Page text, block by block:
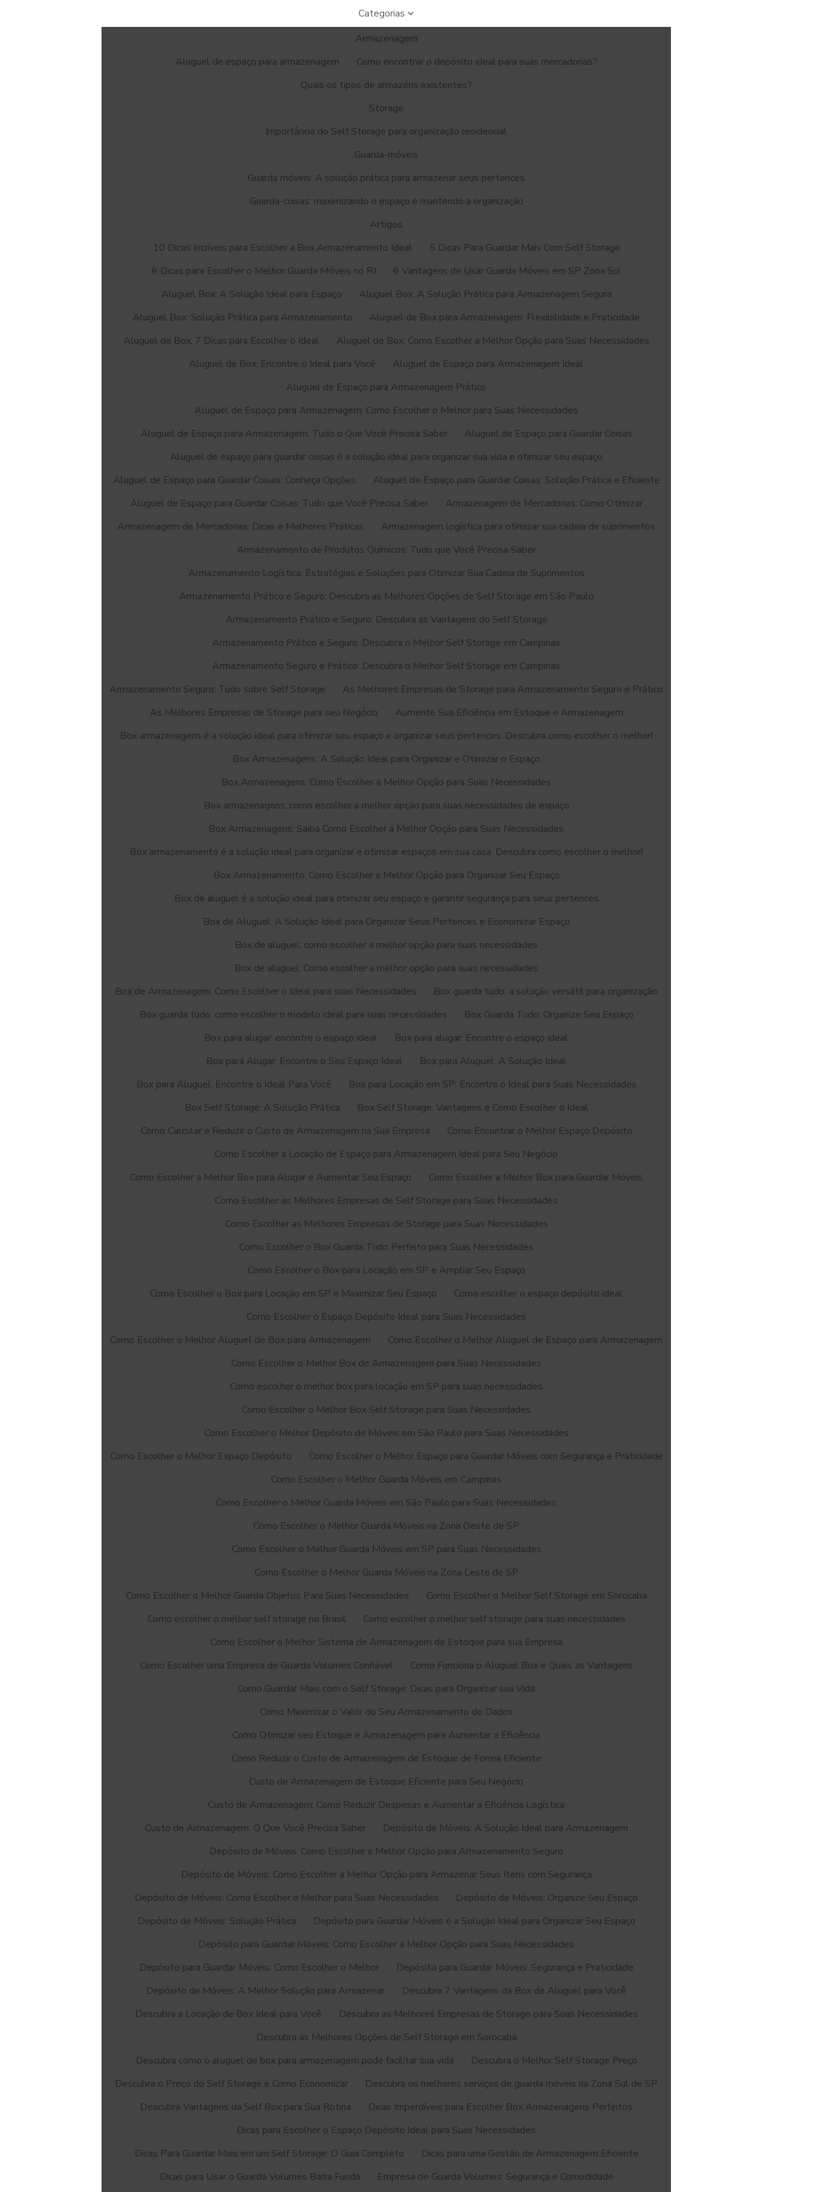
Categorias
Armazenagem
Aluguel de espaço para armazenagem
Como encontrar o depósito ideal para suas mercadorias?
Quais os tipos de armazéns existentes?
Storage
Importância do Self Storage para organização residencial
Guarda-móveis
Guarda móveis: A solução prática para armazenar seus pertences
Guarda-coisas: maximizando o espaço e mantendo a organização
Artigos
10 Dicas Incríveis para Escolher a Box Armazenamento Ideal
5 Dicas Para Guardar Mais Com Self Storage
6 Dicas para Escolher o Melhor Guarda Móveis no RJ
6 Vantagens de Usar Guarda Móveis em SP Zona Sul
Aluguel Box: A Solução Ideal para Espaço
Aluguel Box: A Solução Prática para Armazenagem Segura
Aluguel Box: Solução Prática para Armazenamento
Aluguel de Box para Armazenagem: Flexibilidade e Praticidade
Aluguel de Box: 7 Dicas para Escolher o Ideal
Aluguel de Box: Como Escolher a Melhor Opção para Suas Necessidades
Aluguel de Box: Encontre o Ideal para Você
Aluguel de Espaço para Armazenagem Ideal
Aluguel de Espaço para Armazenagem Prático
Aluguel de Espaço para Armazenagem: Como Escolher o Melhor para Suas Necessidades
Aluguel de Espaço para Armazenagem: Tudo o Que Você Precisa Saber
Aluguel de Espaço para Guardar Coisas
Aluguel de espaço para guardar coisas é a solução ideal para organizar sua vida e otimizar seu espaço
Aluguel de Espaço para Guardar Coisas: Conheça Opções
Aluguel de Espaço para Guardar Coisas: Solução Prática e Eficiente
Aluguel de Espaço para Guardar Coisas: Tudo que Você Precisa Saber
Armazenagem de Mercadorias: Como Otimizar
Armazenagem de Mercadorias: Dicas e Melhores Práticas
Armazenagem logística para otimizar sua cadeia de suprimentos
Armazenamento de Produtos Químicos: Tudo que Você Precisa Saber
Armazenamento Logística: Estratégias e Soluções para Otimizar Sua Cadeia de Suprimentos
Armazenamento Prático e Seguro: Descubra as Melhores Opções de Self Storage em São Paulo
Armazenamento Prático e Seguro: Descubra as Vantagens do Self Storage
Armazenamento Prático e Seguro: Descubra o Melhor Self Storage em Campinas
Armazenamento Seguro e Prático: Descubra o Melhor Self Storage em Campinas
Armazenamento Seguro: Tudo sobre Self Storage
As Melhores Empresas de Storage para Armazenamento Seguro e Prático
As Melhores Empresas de Storage para seu Negócio
Aumente Sua Eficiência em Estoque e Armazenagem
Box armazenagens é a solução ideal para otimizar seu espaço e organizar seus pertences. Descubra como escolher o melhor!
Box Armazenagens: A Solução Ideal para Organizar e Otimizar o Espaço
Box Armazenagens: Como Escolher a Melhor Opção para Suas Necessidades
Box armazenagens: como escolher a melhor opção para suas necessidades de espaço
Box Armazenagens: Saiba Como Escolher a Melhor Opção para Suas Necessidades
Box armazenamento é a solução ideal para organizar e otimizar espaços em sua casa. Descubra como escolher o melhor!
Box Armazenamento: Como Escolher a Melhor Opção para Organizar Seu Espaço
Box de aluguel é a solução ideal para otimizar seu espaço e garantir segurança para seus pertences
Box de Aluguel: A Solução Ideal para Organizar Seus Pertences e Economizar Espaço
Box de aluguel: como escolher a melhor opção para suas necessidades
Box de aluguel: Como escolher a melhor opção para suas necessidades
Box de Armazenagem: Como Escolher o Ideal para suas Necessidades
Box guarda tudo: a solução versátil para organização
Box guarda tudo: como escolher o modelo ideal para suas necessidades
Box Guarda Tudo: Organize Seu Espaço
Box para alugar: encontre o espaço ideal
Box para alugar: Encontre o espaço ideal
Box para Alugar: Encontre o Seu Espaço Ideal
Box para Aluguel: A Solução Ideal
Box para Aluguel: Encontre o Ideal Para Você
Box para Locação em SP: Encontre o Ideal para Suas Necessidades
Box Self Storage: A Solução Prática
Box Self Storage: Vantagens e Como Escolher o Ideal
Como Calcular e Reduzir o Custo de Armazenagem na Sua Empresa
Como Encontrar o Melhor Espaço Depósito
Como Escolher a Locação de Espaço para Armazenagem Ideal para Seu Negócio
Como Escolher a Melhor Box para Alugar e Aumentar Seu Espaço
Como Escolher a Melhor Box para Guardar Móveis
Como Escolher as Melhores Empresas de Self Storage para Suas Necessidades
Como Escolher as Melhores Empresas de Storage para Suas Necessidades
Como Escolher o Box Guarda Tudo Perfeito para Suas Necessidades
Como Escolher o Box para Locação em SP e Ampliar Seu Espaço
Como Escolher o Box para Locação em SP e Maximizar Seu Espaço
Como escolher o espaço depósito ideal
Como Escolher o Espaço Depósito Ideal para Suas Necessidades
Como Escolher o Melhor Aluguel de Box para Armazenagem
Como Escolher o Melhor Aluguel de Espaço para Armazenagem
Como Escolher o Melhor Box de Armazenagem para Suas Necessidades
Como escolher o melhor box para locação em SP para suas necessidades
Como Escolher o Melhor Box Self Storage para Suas Necessidades
Como Escolher o Melhor Depósito de Móveis em São Paulo para Suas Necessidades
Como Escolher o Melhor Espaço Depósito
Como Escolher o Melhor Espaço para Guardar Móveis com Segurança e Praticidade
Como Escolher o Melhor Guarda Móveis em Campinas
Como Escolher o Melhor Guarda Móveis em São Paulo para Suas Necessidades
Como Escolher o Melhor Guarda Móveis na Zona Oeste de SP
Como Escolher o Melhor Guarda Móveis em SP para Suas Necessidades
Como Escolher o Melhor Guarda Móveis na Zona Leste de SP
Como Escolher o Melhor Guarda Objetos Para Suas Necessidades
Como Escolher o Melhor Self Storage em Sorocaba
Como escolher o melhor self storage no Brasil
Como escolher o melhor self storage para suas necessidades
Como Escolher o Melhor Sistema de Armazenagem de Estoque para sua Empresa
Como Escolher uma Empresa de Guarda Volumes Confiável
Como Funciona o Aluguel Box e Quais as Vantagens
Como Guardar Mais com o Self Storage: Dicas para Organizar sua Vida
Como Maximizar o Valor do Seu Armazenamento de Dados
Como Otimizar seu Estoque e Armazenagem para Aumentar a Eficiência
Como Reduzir o Custo de Armazenagem de Estoque de Forma Eficiente
Custo de Armazenagem de Estoque Eficiente para Seu Negócio
Custo de Armazenagem: Como Reduzir Despesas e Aumentar a Eficiência Logística
Custo de Armazenagem: O Que Você Precisa Saber
Depósito de Móveis: A Solução Ideal para Armazenagem
Depósito de Móveis: Como Escolher a Melhor Opção para Armazenamento Seguro
Depósito de Móveis: Como Escolher a Melhor Opção para Armazenar Seus Itens com Segurança
Depósito de Móveis: Como Escolher o Melhor para Suas Necessidades
Depósito de Móveis: Organize Seu Espaço
Depósito de Móveis: Solução Prática
Depósito para Guardar Móveis é a Solução Ideal para Organizar Seu Espaço
Depósito para Guardar Móveis: Como Escolher a Melhor Opção para Suas Necessidades
Depósito para Guardar Móveis: Como Escolher o Melhor
Depósito para Guardar Móveis: Segurança e Praticidade
Depósito de Móveis: A Melhor Solução para Armazenar
Descubra 7 Vantagens da Box de Aluguel para Você
Descubra a Locação de Box Ideal para Você
Descubra as Melhores Empresas de Storage para Suas Necessidades
Descubra as Melhores Opções de Self Storage em Sorocaba
Descubra como o aluguel de box para armazenagem pode facilitar sua vida
Descubra o Melhor Self Storage Preço
Descubra o Preço do Self Storage e Como Economizar
Descubra os melhores serviços de guarda móveis na Zona Sul de SP
Descubra Vantagens da Self Box para Sua Rotina
Dicas Imperdíveis para Escolher Box Armazenagens Perfeitos
Dicas para Escolher o Espaço Depósito Ideal para Suas Necessidades
Dicas Para Guardar Mais em um Self Storage: O Guia Completo
Dicas para uma Gestão de Armazenagem Eficiente
Dicas para Usar o Guarda Volumes Barra Funda
Empresa de Guarda Volumes: Segurança e Comodidade